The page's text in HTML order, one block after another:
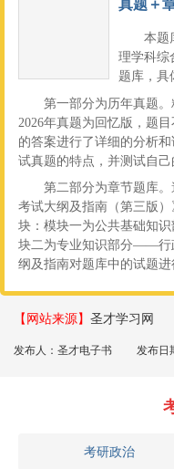
真题＋
本题
理学科综
题库，具
第一部分为历年真题。
2026年真题为回忆版，题
的答案进行了详细的分析
试真题的特点，并测试自己
第二部分为章节题库
考试大纲及指南（第三版
块：模块一为公共基础知
块二为专业知识部分——行
纲及指南对题库中的试题进
【网站来源】 圣才学习网
发布人：圣才电子书 发布日
考研政治